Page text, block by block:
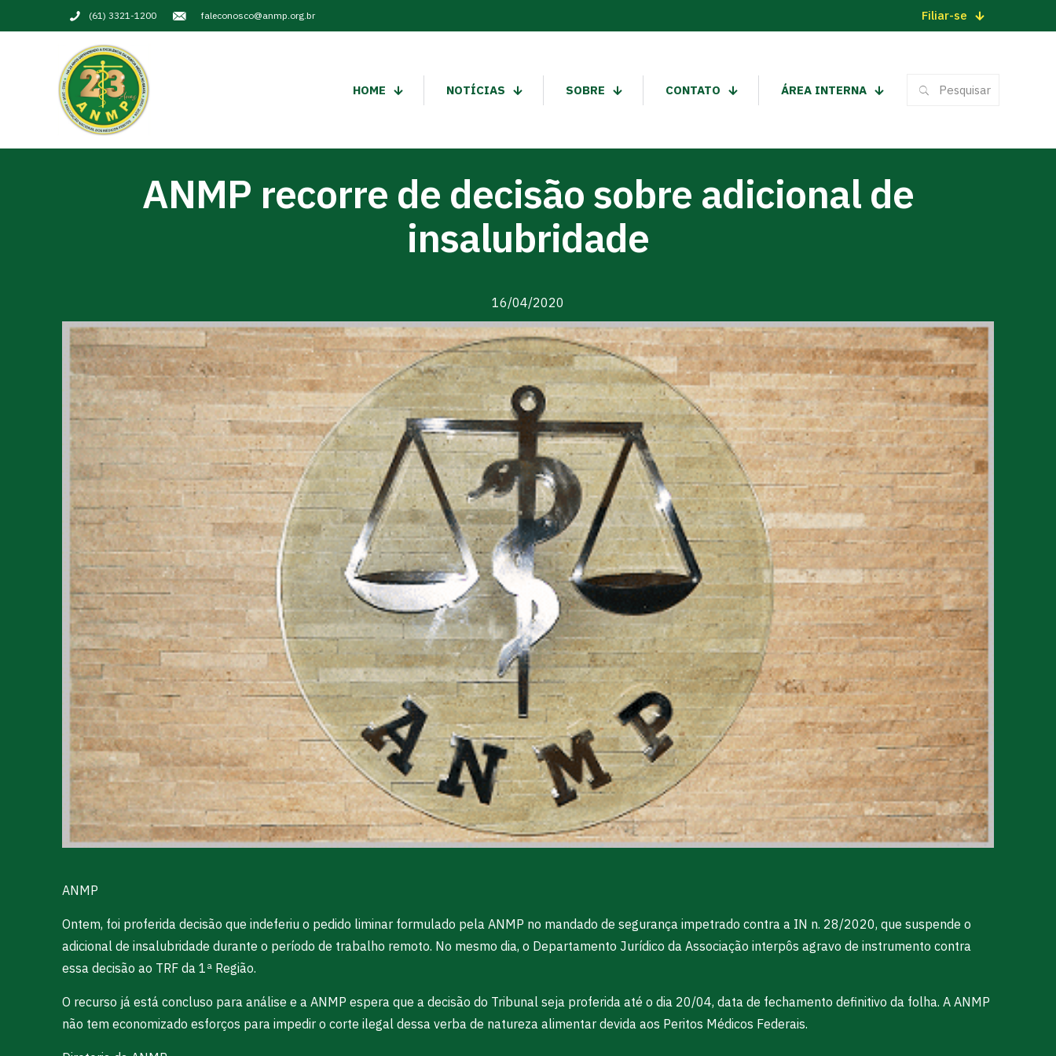
(61) 3321-1200 faleconosco@anmp.org.br Filiar-se
HOME NOTÍCIAS SOBRE CONTATO ÁREA INTERNA
ANMP recorre de decisão sobre adicional de
insalubridade
16/04/2020
ANMP
Ontem, foi proferida decisão que indeferiu o pedido liminar formulado pela ANMP no mandado de segurança impetrado contra a IN n. 28/2020, que suspende o
adicional de insalubridade durante o período de trabalho remoto. No mesmo dia, o Departamento Jurídico da Associação interpôs agravo de instrumento contra
essa decisão ao TRF da 1ª Região.
O recurso já está concluso para análise e a ANMP espera que a decisão do Tribunal seja proferida até o dia 20/04, data de fechamento definitivo da folha. A ANMP
não tem economizado esforços para impedir o corte ilegal dessa verba de natureza alimentar devida aos Peritos Médicos Federais.